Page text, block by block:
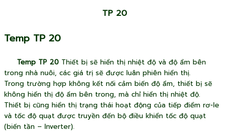
TP 20
Temp TP 20
Temp TP 20 Thiết bị sẽ hiển thị nhiệt độ và độ ẩm bên
trong nhà nuôi, các giá trị sẽ được luân phiên hiển thị.
Trong trường hợp không kết nối cảm biến độ ẩm, thiết bị sẽ
không hiển thị độ ẩm bên trong, mà chỉ hiển thị nhiệt độ.
Thiết bị cũng hiển thị trạng thái hoạt động của tiếp điểm rơ-le
và tốc độ quạt được truyền đến bộ điều khiển tốc độ quạt
(biến tần – Inverter).